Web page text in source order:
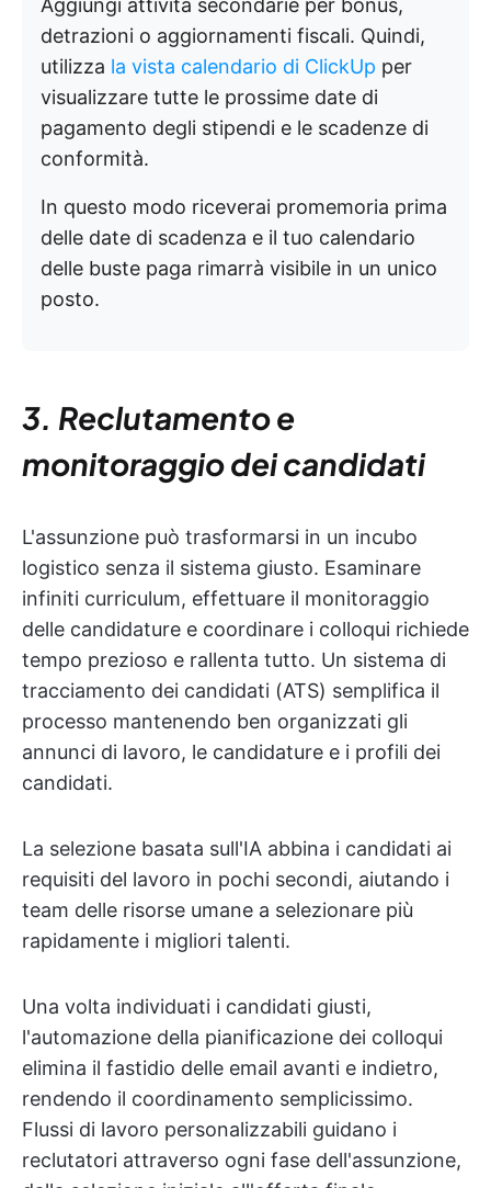
Aggiungi attività secondarie per bonus,
detrazioni o aggiornamenti fiscali. Quindi,
utilizza la vista calendario di ClickUp per
visualizzare tutte le prossime date di
pagamento degli stipendi e le scadenze di
conformità.
In questo modo riceverai promemoria prima
delle date di scadenza e il tuo calendario
delle buste paga rimarrà visibile in un unico
posto.
3. Reclutamento e
monitoraggio dei candidati
L'assunzione può trasformarsi in un incubo
logistico senza il sistema giusto. Esaminare
infiniti curriculum, effettuare il monitoraggio
delle candidature e coordinare i colloqui richiede
tempo prezioso e rallenta tutto. Un sistema di
tracciamento dei candidati (ATS) semplifica il
processo mantenendo ben organizzati gli
annunci di lavoro, le candidature e i profili dei
candidati.
La selezione basata sull'IA abbina i candidati ai
requisiti del lavoro in pochi secondi, aiutando i
team delle risorse umane a selezionare più
rapidamente i migliori talenti.
Una volta individuati i candidati giusti,
l'automazione della pianificazione dei colloqui
elimina il fastidio delle email avanti e indietro,
rendendo il coordinamento semplicissimo.
Flussi di lavoro personalizzabili guidano i
reclutatori attraverso ogni fase dell'assunzione,